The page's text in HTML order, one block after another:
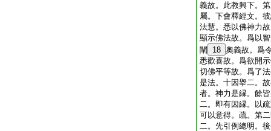
義故。此教興下。
屬。下會釋經文。
法慧。悉以佛神力
顯示佛法故。爲以
闡
18 奧義故。爲
悉歡喜故。爲欲開
切佛平等故。爲了
是法。十因擧二。
者。神力是縁。餘
二。即有因縁。以
可以意得。疏。第
二。先引例總明。